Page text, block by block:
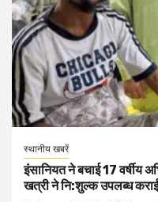
स्थानीय खबरें
इंसानियत ने बचाई 17 वर्षीय
खत्री ने नि:शुल्क उपलब्ध कराईं